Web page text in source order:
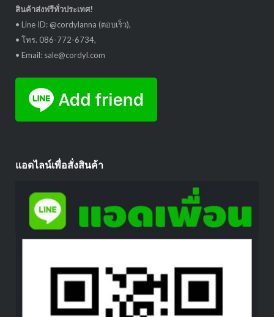
สินค้าส่งฟรีทั่วประเทศ!
• Line ID: @cordylanna (ตอบเร็ว),
• โทร. 086-772-6734,
• Email: sale@cordyl.com
แอดไลน์เพื่อสั่งสินค้า